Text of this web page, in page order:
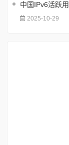
中国IPv6活跃
2025-10-29